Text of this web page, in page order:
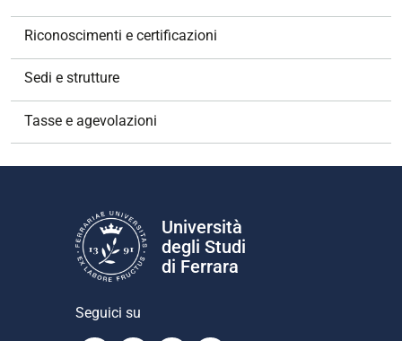
Riconoscimenti e certificazioni
Sedi e strutture
Tasse e agevolazioni
Università
degli Studi
di Ferrara
Seguici su